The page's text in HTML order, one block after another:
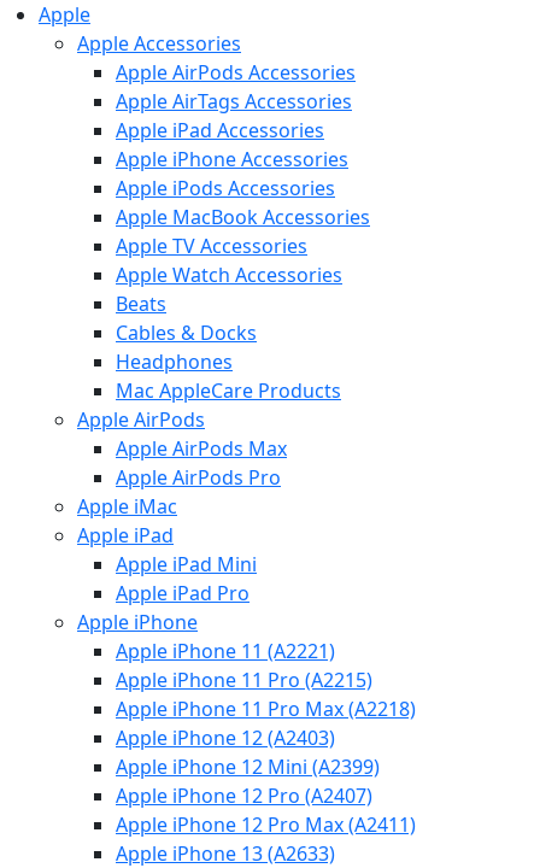
Apple
Apple Accessories
Apple AirPods Accessories
Apple AirTags Accessories
Apple iPad Accessories
Apple iPhone Accessories
Apple iPods Accessories
Apple MacBook Accessories
Apple TV Accessories
Apple Watch Accessories
Beats
Cables & Docks
Headphones
Mac AppleCare Products
Apple AirPods
Apple AirPods Max
Apple AirPods Pro
Apple iMac
Apple iPad
Apple iPad Mini
Apple iPad Pro
Apple iPhone
Apple iPhone 11 (A2221)
Apple iPhone 11 Pro (A2215)
Apple iPhone 11 Pro Max (A2218)
Apple iPhone 12 (A2403)
Apple iPhone 12 Mini (A2399)
Apple iPhone 12 Pro (A2407)
Apple iPhone 12 Pro Max (A2411)
Apple iPhone 13 (A2633)